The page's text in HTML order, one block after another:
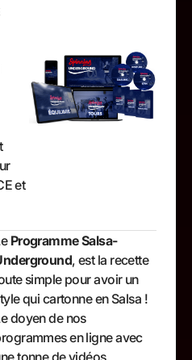
et
Programme Salsa-
, est la recette
simple pour avoir un
qui cartonne en Salsa !
doyen de nos
en ligne avec
tonne de vidéos